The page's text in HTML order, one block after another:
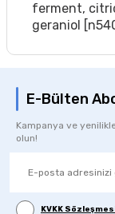
ferment,
geraniol
E-Bülten
Kampanya ve
olun!
KVKK